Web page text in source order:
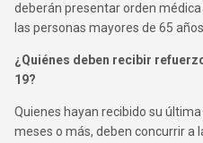
deberán presentar orden
las personas mayores de 65 años.
¿Quiénes deben recibir
19?
Quienes hayan recibido su
meses o más, deben concurrir a